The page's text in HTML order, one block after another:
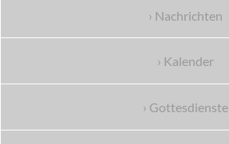
› Nachrichten
› Kalender
› Gottesdienste